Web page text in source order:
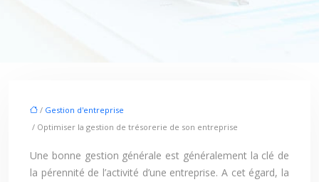
/ Gestion d'entreprise
/ Optimiser la gestion de trésorerie de son entreprise
Une bonne gestion générale est généralement la clé de
la pérennité de l’activité d’une entreprise. A cet égard, la